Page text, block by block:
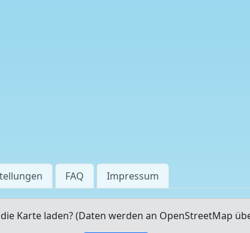
FAQ Impressum
Karte laden? (Daten werden an OpenStreetMap